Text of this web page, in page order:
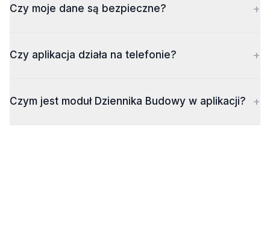
Czy moje dane są bezpieczne? +
Czy aplikacja działa na telefonie? +
Czym jest moduł Dziennika Budowy w aplikacji? +